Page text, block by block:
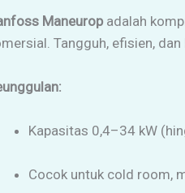
Maneurop adalah
Tangguh, efisien,
Kapasitas 0,4–34 kW
Cocok untuk cold room,